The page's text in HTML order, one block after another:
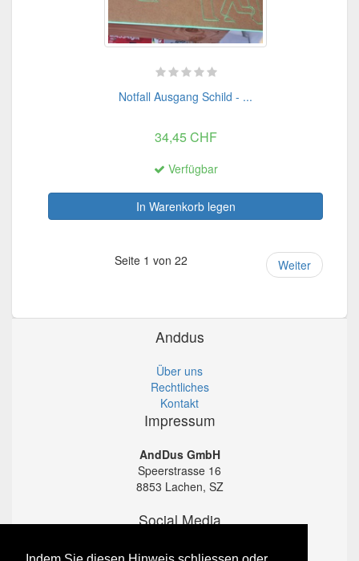
Notfall Ausgang Schild - ...
34,45 CHF
Verfügbar
In Warenkorb legen
Seite 1 von 22 Weiter
Anddus
Über uns
Rechtliches
Kontakt
Impressum
AndDus GmbH
Speerstrasse 16
8853 Lachen, SZ
Social Media
Instagram